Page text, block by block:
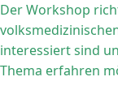
Der Workshop
interessiert sind
Thema erfahren